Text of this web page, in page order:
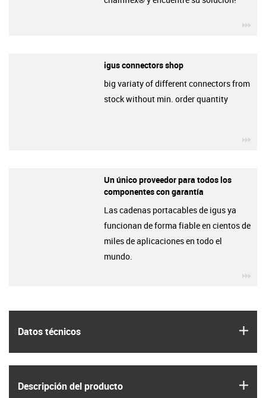
Datos técnicos
Descripción del producto
igus connectors shop
big variaty of different connectors from
stock without min. order quantity
Un único proveedor para todos los
componentes con garantía
Las cadenas portacables de igus ya
funcionan de forma fiable en cientos de
miles de aplicaciones en todo el
mundo.